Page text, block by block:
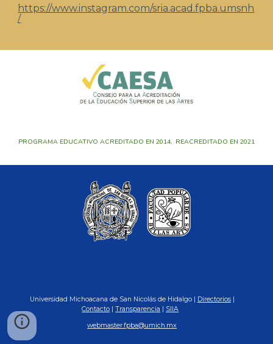
https://www.instagram.com/sria.acad.fpba.umsnh
/
PROGRAMA EDUCATIVO ACREDITADO EN 2014, REACREDITADO EN 2021
Universidad Michoacana de San Nicolás de Hidalgo | Directorios|
Contacto
Transparencia SIIA
webmaster.fpba@umich.mx